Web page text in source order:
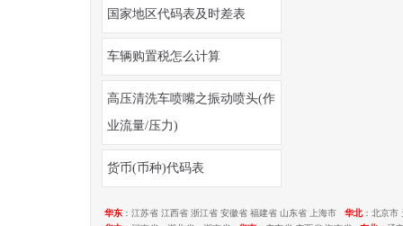
国家地区代码表及时差表
车辆购置税怎么计算
高压清洗车喷嘴之振动喷头(作
业流量/压力)
货币(币种)代码表
华东 ：江苏省 江西省 浙江省 安徽省 福建省 山东省 上海市 华北：北京市